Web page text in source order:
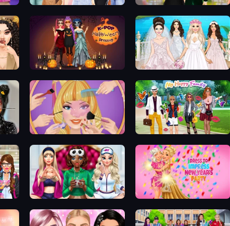
Fashion Week 2025 Valentine's Day Proposal
K-Pop Halloween Dress Up Model Wedding
Extreme Makeover Superstar Family Dress Up
Superstar College Girls Makeover BFFs Luxury Loungewear Dress To Impress: New Year's Party